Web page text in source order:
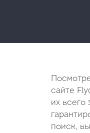
сайте
их всего
поиск,